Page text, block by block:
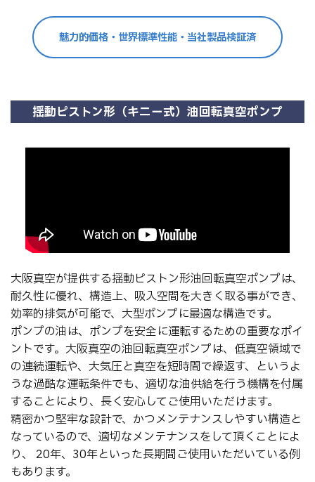
魅力的価格・世界標準性能・当社製品検証済
揺動ピストン形（キニー式）油回転真空ポンプ
大阪真空が提供する揺動ピストン形油回転真空ポンプは、
耐久性に優れ、構造上、吸入空間を大きく取る事ができ、
効率的排気が可能で、大型ポンプに最適な構造です。
ポンプの油は、ポンプを安全に運転するための重要なポイ
ントです。大阪真空の油回転真空ポンプは、低真空領域で
の連続運転や、大気圧と真空を短時間で繰返す、というよ
うな過酷な運転条件でも、適切な油供給を行う機構を付属
することにより、長く安心してご使用いただけます。
精密かつ堅牢な設計で、かつメンテナンスしやすい構造と
なっているので、適切なメンテナンスをして頂くことによ
り、 20年、30年といった長期間ご使用いただいている例
もあります。